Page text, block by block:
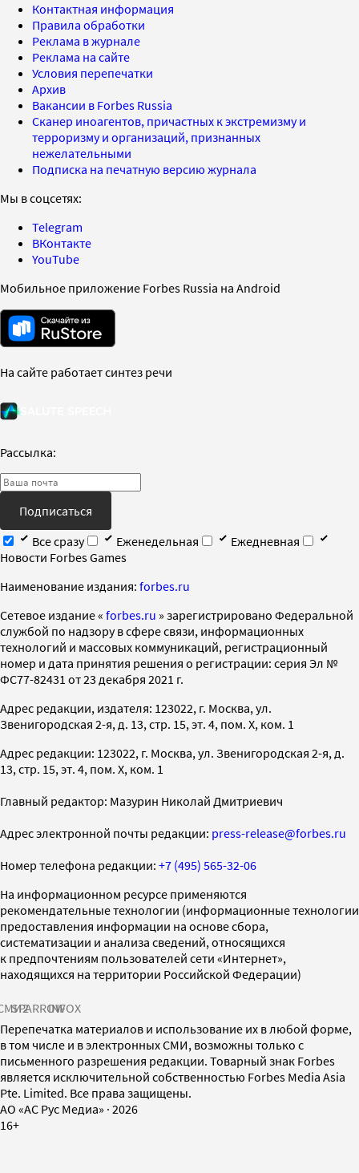
Контактная информация
Правила обработки
Реклама в журнале
Реклама на сайте
Условия перепечатки
Архив
Вакансии в Forbes Russia
Сканер иноагентов, причастных к экстремизму и
терроризму и организаций, признанных
нежелательными
Подписка на печатную версию журнала
Мы в соцсетях:
Telegram
ВКонтакте
YouTube
Мобильное приложение Forbes Russia на Android
На сайте работает синтез речи
Рассылка:
Подписаться
Все сразу
Еженедельная
Ежедневная
Новости Forbes Games
Наименование издания: forbes.ru
Cетевое издание « forbes.ru » зарегистрировано Федеральной
службой по надзору в сфере связи, информационных
технологий и массовых коммуникаций, регистрационный
номер и дата принятия решения о регистрации: серия Эл №
ФС77-82431 от 23 декабря 2021 г.
Адрес редакции, издателя: 123022, г. Москва, ул.
Звенигородская 2-я, д. 13, стр. 15, эт. 4, пом. X, ком. 1
Адрес редакции: 123022, г. Москва, ул. Звенигородская 2-я, д.
13, стр. 15, эт. 4, пом. X, ком. 1
Главный редактор: Мазурин Николай Дмитриевич
Адрес электронной почты редакции: press-release@forbes.ru
Номер телефона редакции: +7 (495) 565-32-06
На информационном ресурсе применяются
рекомендательные технологии (информационные технологии
предоставления информации на основе сбора,
систематизации и анализа сведений, относящихся
к предпочтениям пользователей сети «Интернет»,
находящихся на территории Российской Федерации)
SPARROWINFOX
Перепечатка материалов и использование их в любой форме,
в том числе и в электронных СМИ, возможны только с
письменного разрешения редакции. Товарный знак Forbes
является исключительной собственностью Forbes Media Asia
Pte. Limited. Все права защищены.
AO «АС Рус Медиа» · 2026
16+